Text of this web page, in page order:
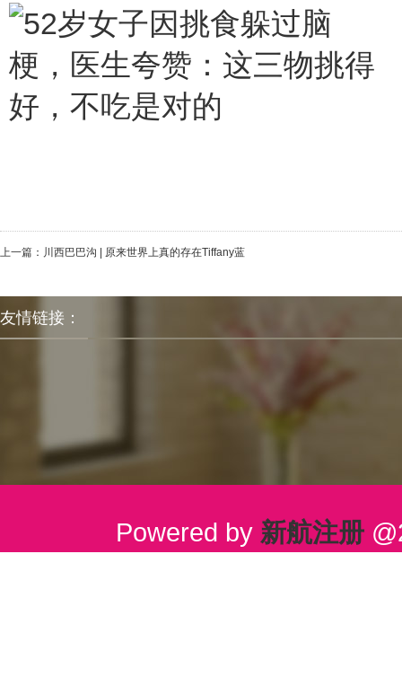
上一篇： 川西巴巴沟 | 原来世界上真的存在Tiffany蓝
友情链接：
Powered by 新航注册